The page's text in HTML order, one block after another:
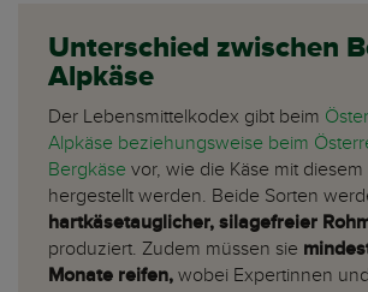
Unterschied zwischen
Alpkäse
Der Lebensmittelkodex gibt beim
Alpkäse beziehungsweise beim
Bergkäse vor, wie die Käse mit
hergestellt werden. Beide Sorten
hartkäsetauglicher, silagefreier
produziert. Zudem müssen sie
Monate reifen, wobei Expertinnen